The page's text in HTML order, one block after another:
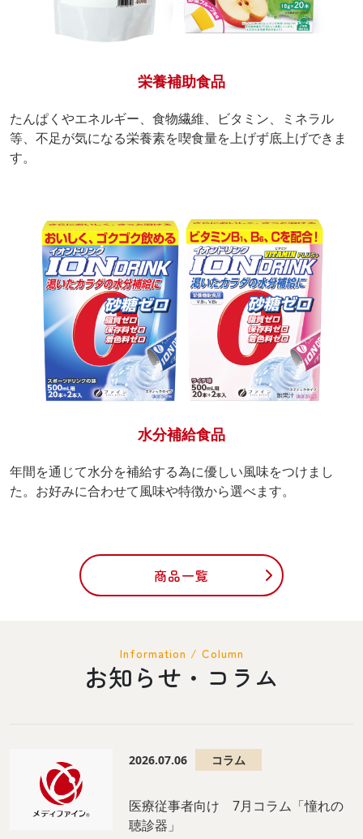
栄養補助食品
たんぱくやエネルギー、食物繊維、ビタミン、ミネラル
等、不足が気になる栄養素を喫食量を上げず底上げできま
す。
水分補給食品
年間を通じて水分を補給する為に優しい風味をつけまし
た。お好みに合わせて風味や特徴から選べます。
商品一覧
Information / Column
お知らせ・コラム
2026.07.06 コラム
医療従事者向け 7月コラム「憧れの
聴診器」